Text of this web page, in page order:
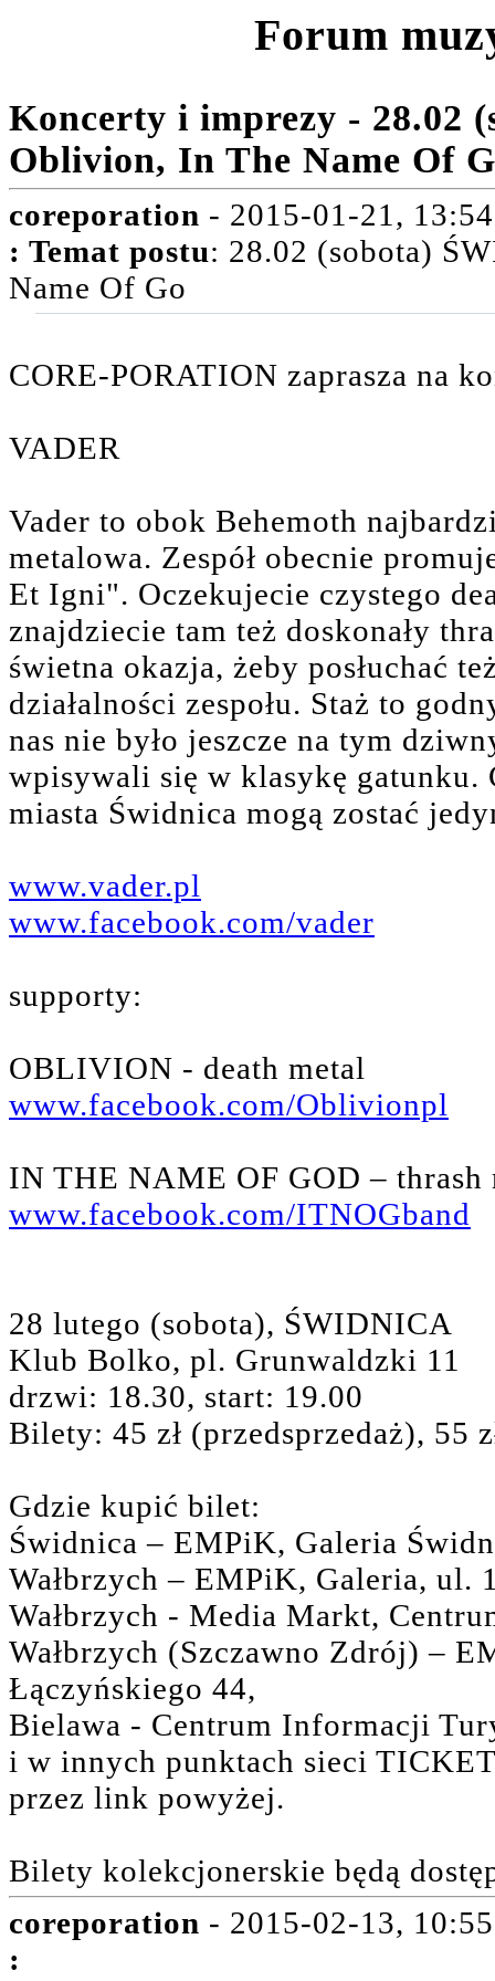
Forum
Koncerty i imprezy - 28.02
Oblivion, In The Name Of
coreporation - 2015-01-21, 13:54
: Temat postu: 28.02 (sobota)
Name Of Go
CORE-PORATION zaprasza na
VADER
Vader to obok Behemoth
metalowa. Zespół obecnie
Et Igni". Oczekujecie czystego
znajdziecie tam też doskonały
świetna okazja, żeby posłuchać
działalności zespołu. Staż to
nas nie było jeszcze na tym
wpisywali się w klasykę gatunku.
miasta Świdnica mogą zostać
www.vader.pl
www.facebook.com/vader
supporty:
OBLIVION - death metal
www.facebook.com/Oblivionpl
IN THE NAME OF GOD – thrash
www.facebook.com/ITNOGband
28 lutego (sobota), ŚWIDNICA
Klub Bolko, pl. Grunwaldzki 11
drzwi: 18.30, start: 19.00
Bilety: 45 zł (przedsprzedaż), 55
Gdzie kupić bilet:
Świdnica – EMPiK, Galeria
Wałbrzych – EMPiK, Galeria, ul.
Wałbrzych - Media Markt,
Wałbrzych (Szczawno Zdrój) –
Łączyńskiego 44,
Bielawa - Centrum Informacji
i w innych punktach sieci
przez link powyżej.
Bilety kolekcjonerskie będą
coreporation - 2015-02-13, 10:55
: